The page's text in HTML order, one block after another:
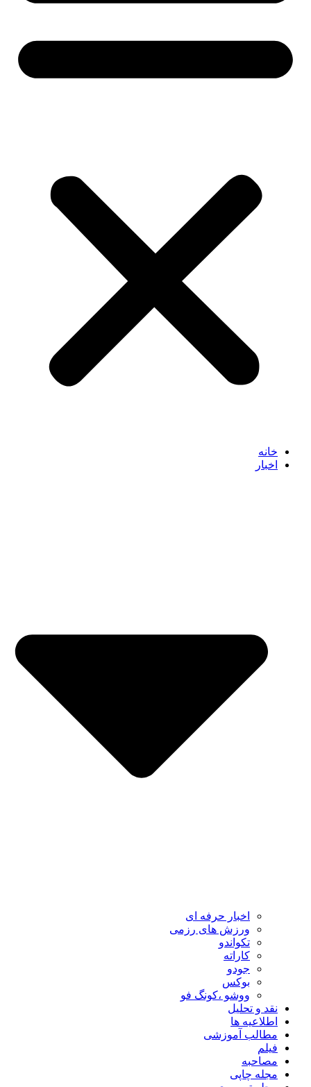
خانه
اخبار
اخبار حرفه ای
ورزش های رزمی
تکواندو
کاراته
جودو
بوکس
ووشو ،کونگ فو
نقد و تحلیل
اطلاعیه ها
مطالب آموزشی
فیلم
مصاحبه
مجله چاپی